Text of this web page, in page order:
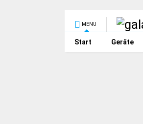
MENU
Start Geräte